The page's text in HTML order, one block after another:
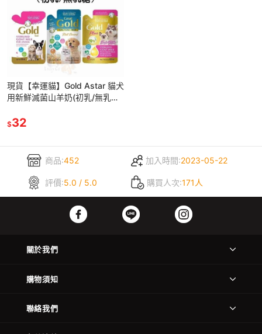
現貨【幸運貓】Gold Astar 貓犬
用新鮮滅菌山羊奶(初乳/無乳糖)
$32
商品:452 加入時間:2023-05-22
評價:5.0 / 5.0 購買人次:171人
關於我們
購物須知
聯絡我們